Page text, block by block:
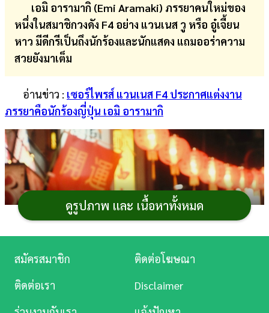
เอมิ อารามากิ (Emi Aramaki) ภรรยาคนใหม่ของ
หนึ่งในสมาชิกวงดัง F4 อย่าง แวนเนส วู หรือ อู๋เจี้ยน
หาว มีดีกรีเป็นถึงนักร้องและนักแสดง แถมออร่าความ
สวยยังมาเต็ม
อ่านข่าว : เซอร์ไพรส์ แวนเนส F4 ประกาศแต่งงาน
ภรรยาคือนักร้องญี่ปุ่น เอมิ อารามากิ
ดูรูปภาพ และ เนื้อหาทั้งหมด
บอล
สด
การ
การ
บันเทิง
ดู
หนัง
สมัครสมาชิก
ติดต่อโฆษณา
ติดต่อเรา
Disclaimer